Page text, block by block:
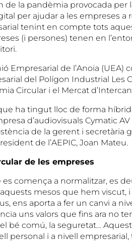
de la pandèmia provocada per
per ajudar a les empreses a
tenint en compte tots
(i persones) tenen en
Empresarial de l’Anoia
del Polígon Industrial Les
Circular i el Mercat
ha tingut lloc de forma
d’audiovisuals Cymatic
de la gerent i secretària
de l’AEPIC, Joan Mateu.
de les empreses
comença a normalitzar, es
mesos que hem viscut,
ens aporta a fer un canvi a
uns valors que fins ara no
bé comú, la seguretat…
personal i a nivell